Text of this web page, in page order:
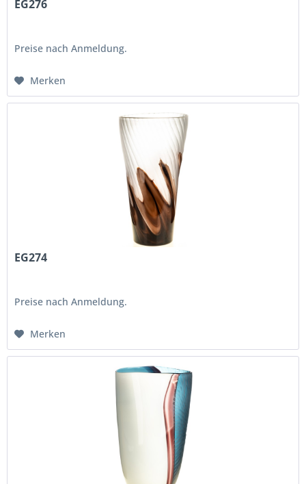
EG276
Preise nach Anmeldung.
Merken
EG274
Preise nach Anmeldung.
Merken